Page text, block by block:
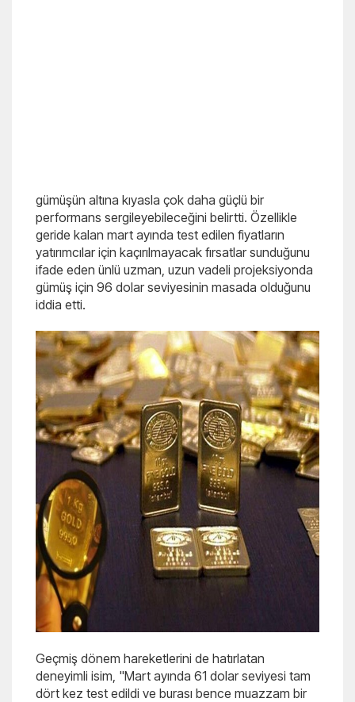
gümüşün altına kıyasla çok daha güçlü bir
performans sergileyebileceğini belirtti. Özellikle
geride kalan mart ayında test edilen fiyatların
yatırımcılar için kaçırılmayacak fırsatlar sunduğunu
ifade eden ünlü uzman, uzun vadeli projeksiyonda
gümüş için 96 dolar seviyesinin masada olduğunu
iddia etti.
Geçmiş dönem hareketlerini de hatırlatan
deneyimli isim, "Mart ayında 61 dolar seviyesi tam
dört kez test edildi ve burası bence muazzam bir